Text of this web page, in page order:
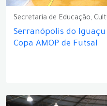
Secretaria de Educação,
Serranópolis do
Copa AMOP de Futsal